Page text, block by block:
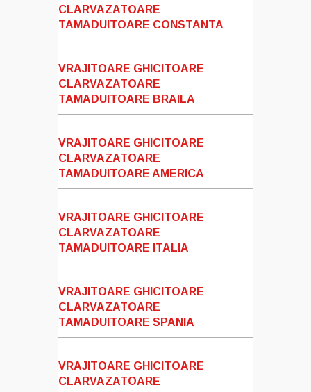
CLARVAZATOARE
TAMADUITOARE CONSTANTA
VRAJITOARE GHICITOARE
CLARVAZATOARE
TAMADUITOARE BRAILA
VRAJITOARE GHICITOARE
CLARVAZATOARE
TAMADUITOARE AMERICA
VRAJITOARE GHICITOARE
CLARVAZATOARE
TAMADUITOARE ITALIA
VRAJITOARE GHICITOARE
CLARVAZATOARE
TAMADUITOARE SPANIA
VRAJITOARE GHICITOARE
CLARVAZATOARE